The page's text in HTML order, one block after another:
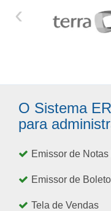
‹
O Sistema
para
Emissor de
Emissor de
Tela de Vendas